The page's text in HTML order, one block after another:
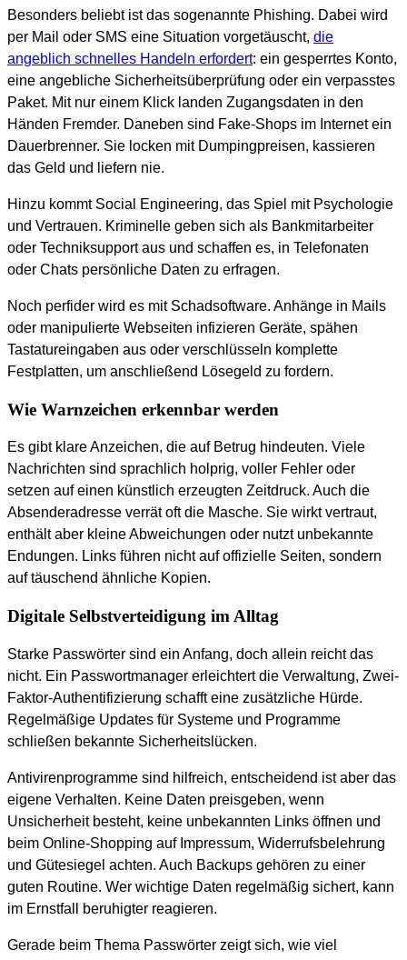
Besonders beliebt ist das sogenannte Phishing. Dabei wird
per Mail oder SMS eine Situation vorgetäuscht, die
angeblich schnelles Handeln erfordert: ein gesperrtes Konto,
eine angebliche Sicherheitsüberprüfung oder ein verpasstes
Paket. Mit nur einem Klick landen Zugangsdaten in den
Händen Fremder. Daneben sind Fake-Shops im Internet ein
Dauerbrenner. Sie locken mit Dumpingpreisen, kassieren
das Geld und liefern nie.
Hinzu kommt Social Engineering, das Spiel mit Psychologie
und Vertrauen. Kriminelle geben sich als Bankmitarbeiter
oder Techniksupport aus und schaffen es, in Telefonaten
oder Chats persönliche Daten zu erfragen.
Noch perfider wird es mit Schadsoftware. Anhänge in Mails
oder manipulierte Webseiten infizieren Geräte, spähen
Tastatureingaben aus oder verschlüsseln komplette
Festplatten, um anschließend Lösegeld zu fordern.
Wie Warnzeichen erkennbar werden
Es gibt klare Anzeichen, die auf Betrug hindeuten. Viele
Nachrichten sind sprachlich holprig, voller Fehler oder
setzen auf einen künstlich erzeugten Zeitdruck. Auch die
Absenderadresse verrät oft die Masche. Sie wirkt vertraut,
enthält aber kleine Abweichungen oder nutzt unbekannte
Endungen. Links führen nicht auf offizielle Seiten, sondern
auf täuschend ähnliche Kopien.
Digitale Selbstverteidigung im Alltag
Starke Passwörter sind ein Anfang, doch allein reicht das
nicht. Ein Passwortmanager erleichtert die Verwaltung, Zwei-
Faktor-Authentifizierung schafft eine zusätzliche Hürde.
Regelmäßige Updates für Systeme und Programme
schließen bekannte Sicherheitslücken.
Antivirenprogramme sind hilfreich, entscheidend ist aber das
eigene Verhalten. Keine Daten preisgeben, wenn
Unsicherheit besteht, keine unbekannten Links öffnen und
beim Online-Shopping auf Impressum, Widerrufsbelehrung
und Gütesiegel achten. Auch Backups gehören zu einer
guten Routine. Wer wichtige Daten regelmäßig sichert, kann
im Ernstfall beruhigter reagieren.
Gerade beim Thema Passwörter zeigt sich, wie viel